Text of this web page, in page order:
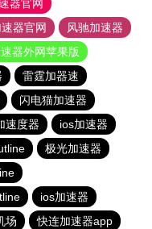
器官网
器官网
风驰加速器
器外网苹果版
雷霆加器速
闪电猫加速器
速度器
ios加速器
极光加速器
ios加速器
场 快连加速器app